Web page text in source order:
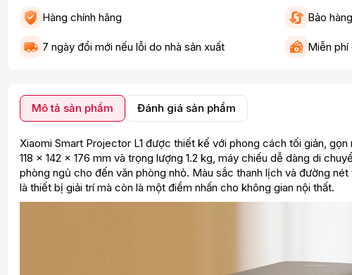
Hàng chính hãng Bảo
7 ngày đổi mới nếu lỗi do nhà sản xuất Miễn phí
Mô tả sản phẩm Đánh giá sản phẩm
Xiaomi Smart Projector L1 được thiết kế với phong cách tối giản,
118 × 142 × 176 mm và trọng lượng 1.2 kg, máy chiếu dễ dàng di
phòng ngủ cho đến văn phòng nhỏ. Màu sắc thanh lịch và đường
là thiết bị giải trí mà còn là một điểm nhấn cho không gian nội thất.